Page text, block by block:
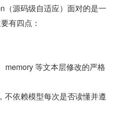
（源码级自适应）面对的是一
有四点：
memory 等文本层修改的严格
不依赖模型每次是否读懂并遵